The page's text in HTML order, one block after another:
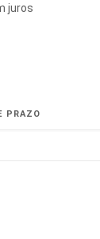
juros
PRAZO